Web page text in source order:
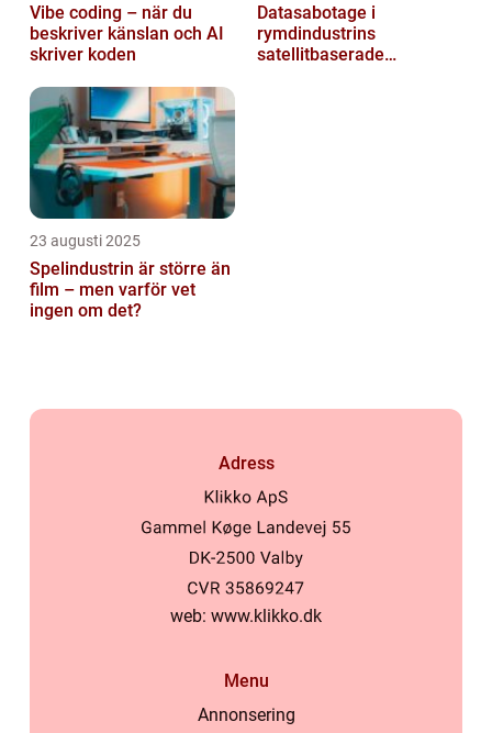
Vibe coding – när du
beskriver känslan och AI
skriver koden
Datasabotage i
rymdindustrins
satellitbaserade
23 augusti 2025
Spelindustrin är större än
film – men varför vet
ingen om det?
Adress
web: www.klikko.dk
Menu
Annonsering